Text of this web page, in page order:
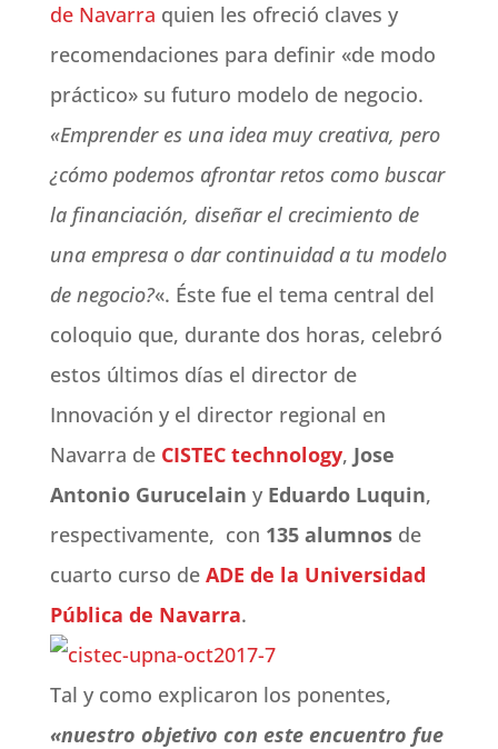
de Navarra quien les ofreció claves y
recomendaciones para definir «de modo
práctico» su futuro modelo de negocio.
«Emprender es una idea muy creativa, pero
¿cómo podemos afrontar retos como buscar
la financiación, diseñar el crecimiento de
una empresa o dar continuidad a tu modelo
de negocio?«. Éste fue el tema central del
coloquio que, durante dos horas, celebró
estos últimos días el director de
Innovación y el director regional en
Navarra de CISTEC technology, Jose
Antonio Gurucelain y Eduardo Luquin,
respectivamente, con 135 alumnosde
cuarto curso de ADE de la Universidad
Pública de Navarra.
Tal y como explicaron los ponentes,
«nuestro objetivo con este encuentro fue